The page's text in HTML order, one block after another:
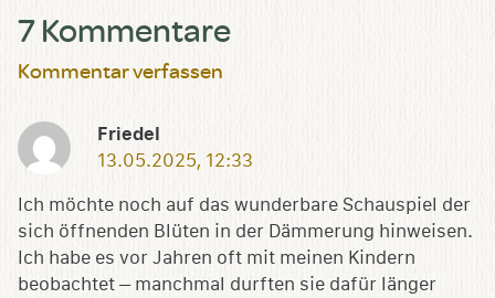
7 Kommentare
Kommentar verfassen
Friedel
13.05.2025, 12:33
Ich möchte noch auf das wunderbare Schauspiel der
sich öffnenden Blüten in der Dämmerung hinweisen.
Ich habe es vor Jahren oft mit meinen Kindern
beobachtet – manchmal durften sie dafür länger